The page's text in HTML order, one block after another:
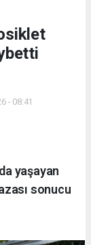
- 08:41
yaşayan
sonucu